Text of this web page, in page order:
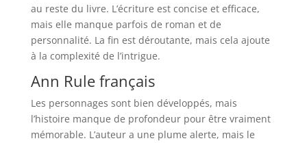
au reste du livre. L’écriture est concise et efficace,
mais elle manque parfois de roman et de
personnalité. La fin est déroutante, mais cela ajoute
à la complexité de l’intrigue.
Ann Rule français
Les personnages sont bien développés, mais
l’histoire manque de profondeur pour être vraiment
mémorable. L’auteur a une plume alerte, mais le